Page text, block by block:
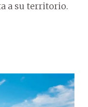
a su territorio.